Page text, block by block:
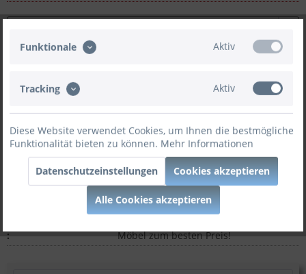
Warenkorb
Bewerten
ER-VI-H2-80
:
Möbel zum besten Preis!
Funktionale Aktiv
Tracking Aktiv
Diese Website verwendet Cookies, um Ihnen die bestmögliche
Funktionalität bieten zu können. Mehr Informationen
Datenschutzeinstellungen Cookies akzeptieren
Alle Cookies akzeptieren